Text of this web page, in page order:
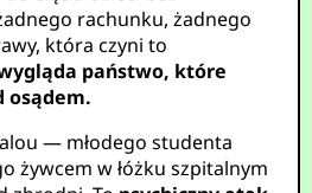
rachunku, żadnego
która czyni to
państwo, które
osądem.
— młodego studenta
żywcem w łóżku szpitalnym